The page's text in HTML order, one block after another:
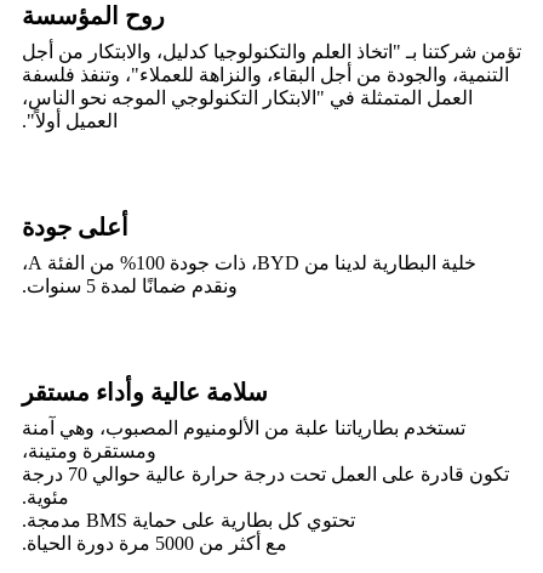
روح المؤسسة
تؤمن شركتنا بـ "اتخاذ العلم والتكنولوجيا كدليل، والابتكار من أجل
التنمية، والجودة من أجل البقاء، والنزاهة للعملاء"، وتنفذ فلسفة
العمل المتمثلة في "الابتكار التكنولوجي الموجه نحو الناس،
العميل أولاً".
أعلى جودة
خلية البطارية لدينا من BYD، ذات جودة 100% من الفئة A،
ونقدم ضمانًا لمدة 5 سنوات.
سلامة عالية وأداء مستقر
تستخدم بطارياتنا علبة من الألومنيوم المصبوب، وهي آمنة
ومستقرة ومتينة،
تكون قادرة على العمل تحت درجة حرارة عالية حوالي 70 درجة
مئوية.
تحتوي كل بطارية على حماية BMS مدمجة.
مع أكثر من 5000 مرة دورة الحياة.